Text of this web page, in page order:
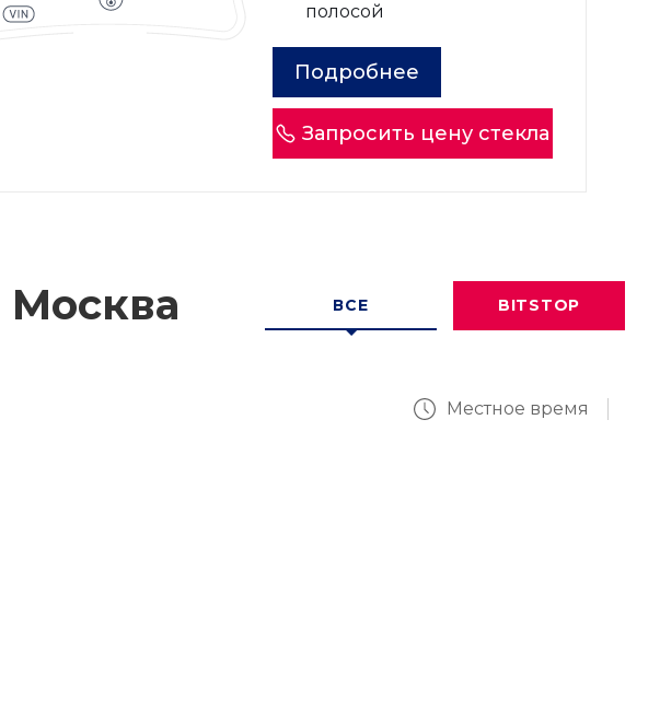
полосой
Подробнее
Запросить цену стекла
Москва ВСЕ BITSTOP
Местное время